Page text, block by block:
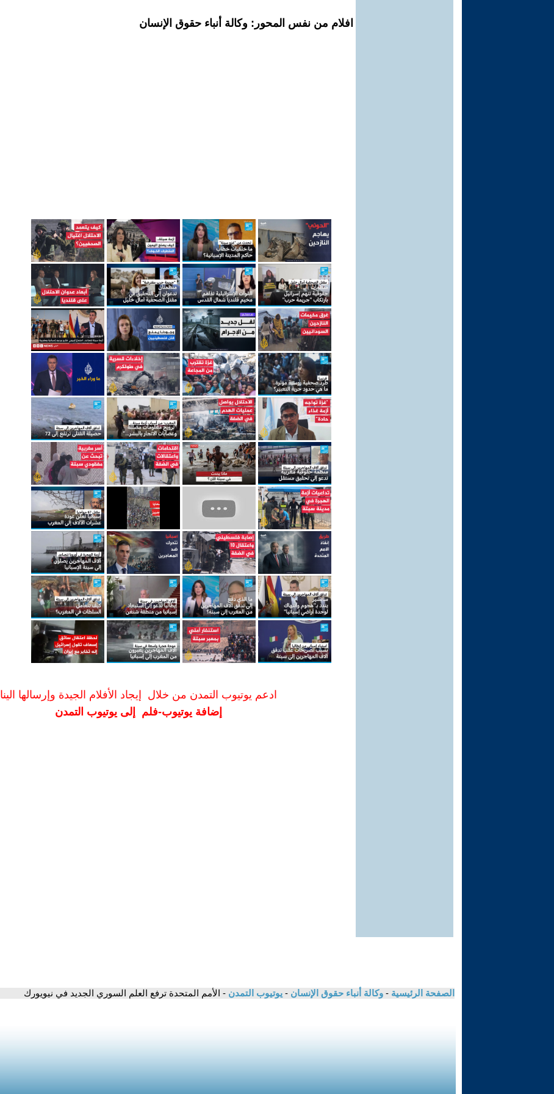
افلام من نفس المحور: وكالة أنباء حقوق الإنسان
ادعم يوتيوب التمدن من خلال إيجاد الأفلام الجيدة وإرسالها الينا
إضافة يوتيوب-فلم إلى يوتيوب التمدن
الصفحة الرئيسية - وكالة أنباء حقوق الإنسان - يوتيوب التمدن - الأمم المتحدة ترفع العلم السوري الجديد في نيويورك